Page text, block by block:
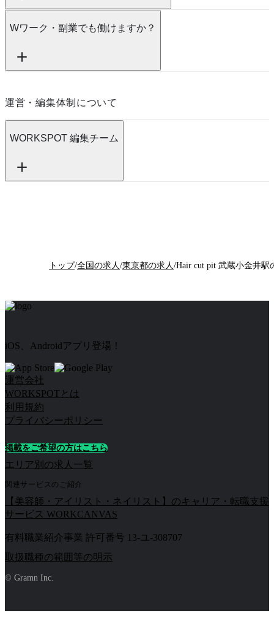
Wワーク・副業でも働けますか？
運営・編集体制について
WORKSPOT 編集チーム
トップ/全国の求人 /東京都の求人 /
iOS、Androidアプリ登場！
運営会社
WORKSPOTとは
利用規約
プライバシーポリシー
掲載をご希望の方はこちら
エリア別の求人一覧
関連サービスのご紹介
【美容師・アイリスト・ネイリスト】のキャリア・転職支援
サービス WORKCANVAS
有料職業紹介事業 許可番号 13-ユ-308707
取扱職種の範囲等の明示
© Gramn Inc.